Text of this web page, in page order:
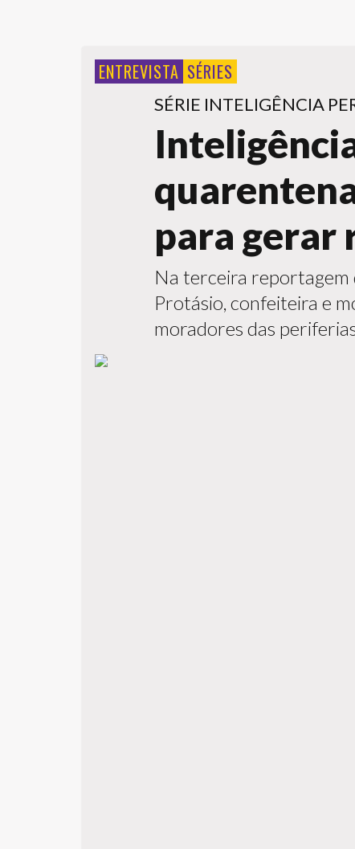
ENTREVISTA SÉRIES
SÉRIE INTELIGÊNCIA
para gerar
Na terceira reportagem
Protásio, confeiteira e
moradores das